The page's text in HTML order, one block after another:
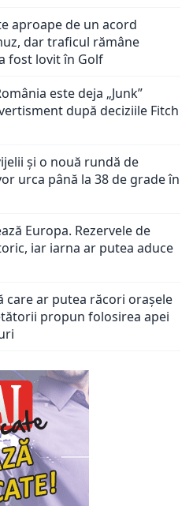
aproape de un acord
dar traficul rămâne
fost lovit în Golf
este deja „Junk”
după deciziile Fitch
și o nouă rundă de
urca până la 38 de grade în
Europa. Rezervele de
iar iarna ar putea aduce
care ar putea răcori orașele
propun folosirea apei